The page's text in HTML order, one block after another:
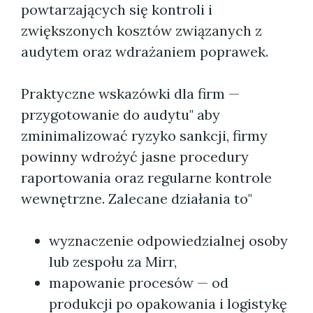
powtarzających się kontroli i
zwiększonych kosztów związanych z
audytem oraz wdrażaniem poprawek.
Praktyczne wskazówki dla firm —
przygotowanie do audytu" aby
zminimalizować ryzyko sankcji, firmy
powinny wdrożyć jasne procedury
raportowania oraz regularne kontrole
wewnętrzne. Zalecane działania to"
wyznaczenie odpowiedzialnej osoby
lub zespołu za Mirr,
mapowanie procesów — od
produkcji po opakowania i logistykę